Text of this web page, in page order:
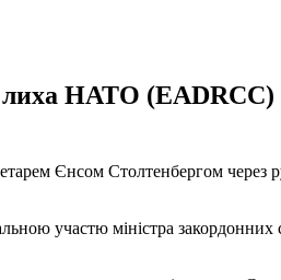
лиха НАТО
Єнсом Столтенбергом
участю міністра